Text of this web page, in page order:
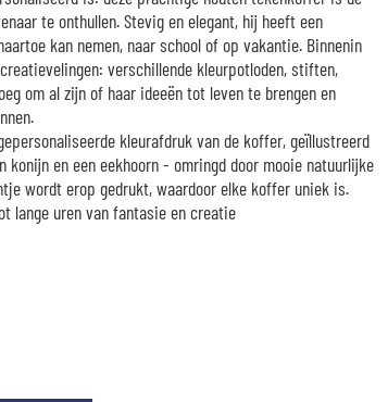
te onthullen. Stevig en elegant, hij heeft een
kan nemen, naar school of op vakantie. Binnenin
verschillende kleurpotloden, stiften,
om al zijn of haar ideeën tot leven te brengen en
kleurafdruk van de koffer, geïllustreerd
en een eekhoorn - omringd door mooie natuurlijke
wordt erop gedrukt, waardoor elke koffer uniek is.
lange uren van fantasie en creatie